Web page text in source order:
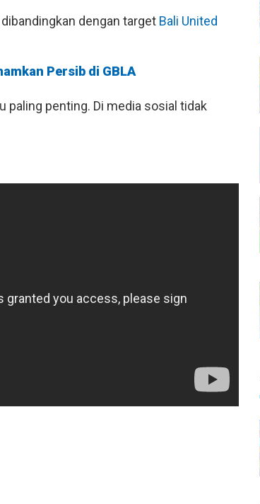
dengan target Bali United
Persib di GBLA
paling penting. Di media sosial tidak